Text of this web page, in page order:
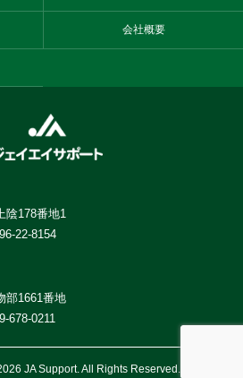
会社概要
陰178番地1
22-8154
部1661番地
678-0211
JA Support. All Rights Reserved.